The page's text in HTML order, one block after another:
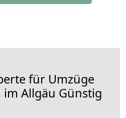
für Umzüge
Allgäu Günstig